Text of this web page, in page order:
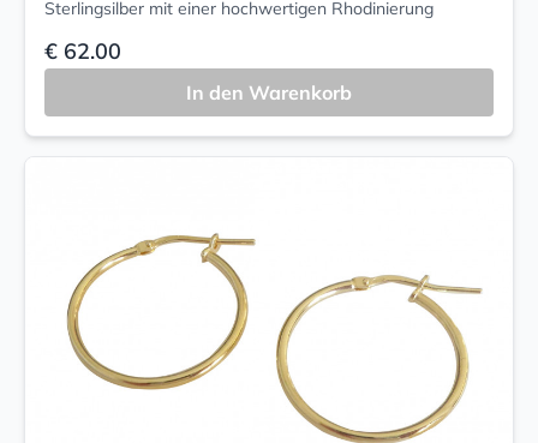
Sterlingsilber mit einer hochwertigen Rhodinierung
€ 62.00
In den Warenkorb